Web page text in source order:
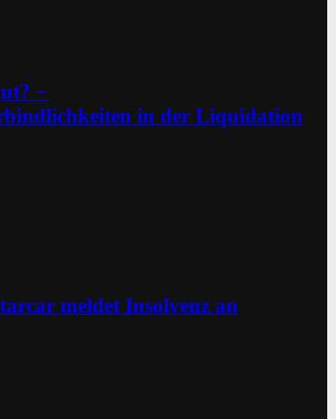
−
in der Liquidation
meldet Insolvenz an